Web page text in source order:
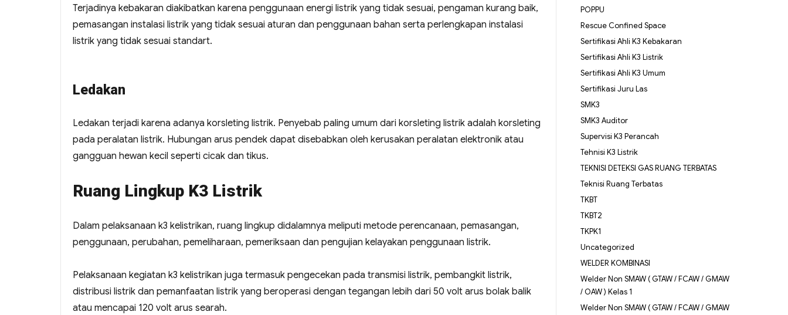
Terjadinya kebakaran diakibatkan karena penggunaan energi listrik yang tidak sesuai, pengaman kurang baik,
pemasangan instalasi listrik yang tidak sesuai aturan dan penggunaan bahan serta perlengkapan instalasi
listrik yang tidak sesuai standart.
Ledakan
Ledakan terjadi karena adanya korsleting listrik. Penyebab paling umum dari korsleting listrik adalah korsleting
pada peralatan listrik. Hubungan arus pendek dapat disebabkan oleh kerusakan peralatan elektronik atau
gangguan hewan kecil seperti cicak dan tikus.
Ruang Lingkup K3 Listrik
Dalam pelaksanaan k3 kelistrikan, ruang lingkup didalamnya meliputi metode perencanaan, pemasangan,
penggunaan, perubahan, pemeliharaan, pemeriksaan dan pengujian kelayakan penggunaan listrik.
Pelaksanaan kegiatan k3 kelistrikan juga termasuk pengecekan pada transmisi listrik, pembangkit listrik,
distribusi listrik dan pemanfaatan listrik yang beroperasi dengan tegangan lebih dari 50 volt arus bolak balik
atau mencapai 120 volt arus searah.
POPPU
Rescue Confined Space
Sertifikasi Ahli K3 Kebakaran
Sertifikasi Ahli K3 Listrik
Sertifikasi Ahli K3 Umum
Sertifikasi Juru Las
SMK3
SMK3 Auditor
Supervisi K3 Perancah
Tehnisi K3 Listrik
TEKNISI DETEKSI GAS RUANG TERBATAS
Teknisi Ruang Terbatas
TKBT
TKBT2
TKPK1
Uncategorized
WELDER KOMBINASI
Welder Non SMAW ( GTAW / FCAW / GMAW
/ OAW ) Kelas 1
Welder Non SMAW ( GTAW / FCAW / GMAW